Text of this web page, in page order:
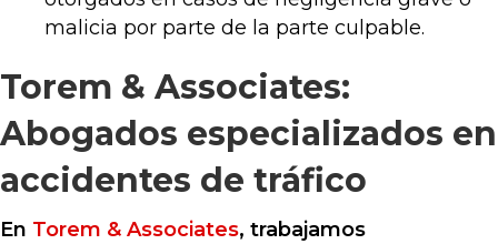
malicia por parte de la parte culpable.
Torem & Associates:
Abogados especializados en
accidentes de tráfico
En Torem & Associates, trabajamos